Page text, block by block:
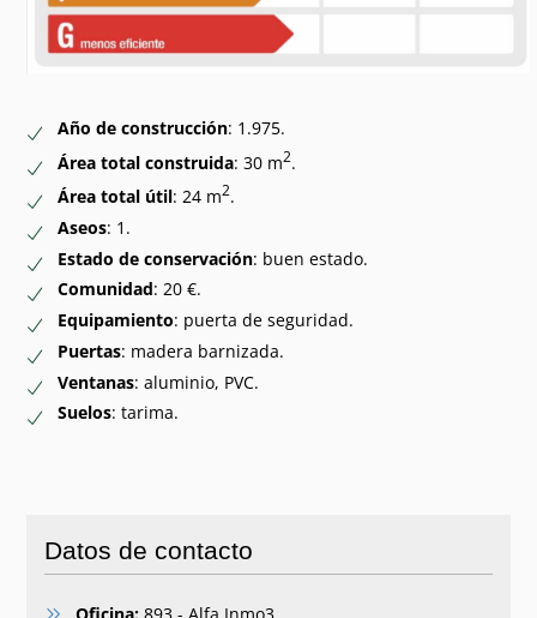
Año de construcción: 1.975.
Área total construida: 30 m2.
Área total útil: 24 m2.
Aseos: 1.
Estado de conservación: buen estado.
Comunidad: 20 €.
Equipamiento: puerta de seguridad.
Puertas: madera barnizada.
Ventanas: aluminio, PVC.
Suelos: tarima.
Datos de contacto